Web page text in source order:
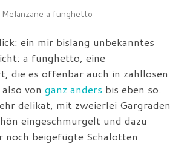
a funghetto
ein mir bislang unbekanntes
a funghetto, eine
die es offenbar auch in zahllosen
von ganz anders bis eben so.
delikat, mit zweierlei Gargraden
eingeschmurgelt und dazu
noch beigefügte Schalotten